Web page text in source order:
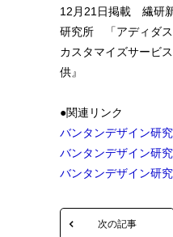
12月21日掲載 繊研
研究所 「アディダ
カスタマイズサービ
供』
●関連リンク
バンタンデザイン研
バンタンデザイン研
バンタンデザイン研
次の記事